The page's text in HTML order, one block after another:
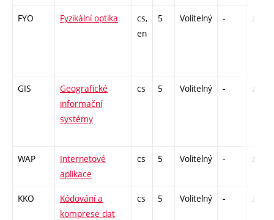
FYO Fyzikální optika
cs,
en
5 Volitelný - zk
GIS
Geografické
informační
systémy
cs 5 Volitelný - zá,zk
WAP
Internetové
aplikace
cs 5 Volitelný - zá,zk
KKO
Kódování a
komprese dat
cs 5 Volitelný - zá,zk